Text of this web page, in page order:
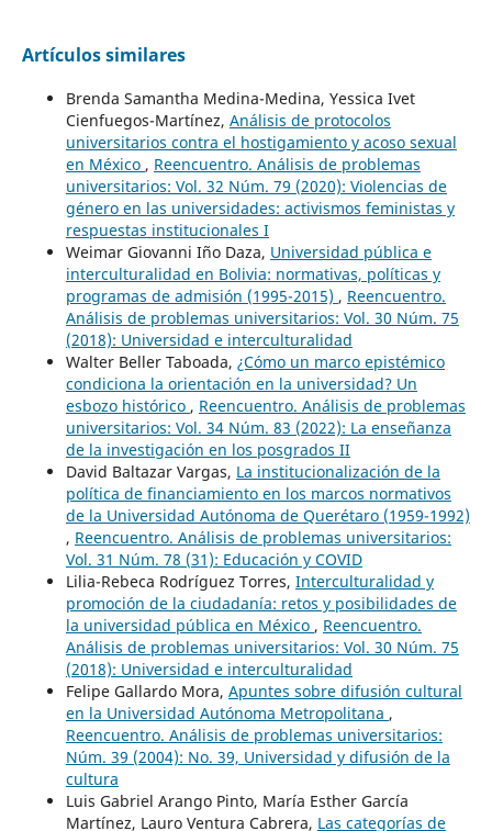
Artículos similares
Brenda Samantha Medina-Medina, Yessica Ivet
Cienfuegos-Martínez, Análisis de protocolos
universitarios contra el hostigamiento y acoso sexual
en México , Reencuentro. Análisis de problemas
universitarios: Vol. 32 Núm. 79 (2020): Violencias de
género en las universidades: activismos feministas y
respuestas institucionales I
Weimar Giovanni Iño Daza, Universidad pública e
interculturalidad en Bolivia: normativas, políticas y
programas de admisión (1995-2015) , Reencuentro.
Análisis de problemas universitarios: Vol. 30 Núm. 75
(2018): Universidad e interculturalidad
Walter Beller Taboada, ¿Cómo un marco epistémico
condiciona la orientación en la universidad? Un
esbozo histórico , Reencuentro. Análisis de problemas
universitarios: Vol. 34 Núm. 83 (2022): La enseñanza
de la investigación en los posgrados II
David Baltazar Vargas, La institucionalización de la
política de financiamiento en los marcos normativos
de la Universidad Autónoma de Querétaro (1959-1992)
, Reencuentro. Análisis de problemas universitarios:
Vol. 31 Núm. 78 (31): Educación y COVID
Lilia-Rebeca Rodríguez Torres, Interculturalidad y
promoción de la ciudadanía: retos y posibilidades de
la universidad pública en México , Reencuentro.
Análisis de problemas universitarios: Vol. 30 Núm. 75
(2018): Universidad e interculturalidad
Felipe Gallardo Mora, Apuntes sobre difusión cultural
en la Universidad Autónoma Metropolitana ,
Reencuentro. Análisis de problemas universitarios:
Núm. 39 (2004): No. 39, Universidad y difusión de la
cultura
Luis Gabriel Arango Pinto, María Esther García
Martínez, Lauro Ventura Cabrera, Las categorías de